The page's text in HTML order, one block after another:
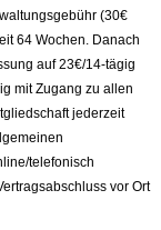
(30€
64 Wochen. Danach
auf 23€/14-tägig
mit Zugang zu allen
jederzeit
telefonisch
vor Ort